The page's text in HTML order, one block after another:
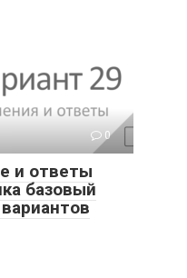
0
и ответы
базовый